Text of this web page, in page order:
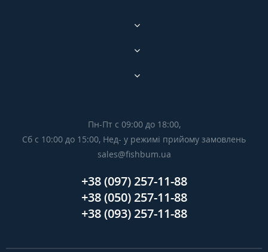
Пн-Пт с 09:00 до 18:00,
Сб с 10:00 до 15:00, Нед- у режимі прийому замовлень
sales@fishbum.ua
+38 (097) 257-11-88
+38 (050) 257-11-88
+38 (093) 257-11-88